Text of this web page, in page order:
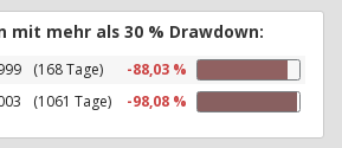
mit mehr als 30 % Drawdown:
(168 Tage)
-88,03 %
(1061 Tage) -98,08 %